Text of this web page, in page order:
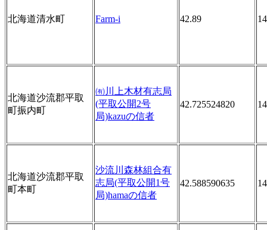
北海道清水町 Farm-i 42.89
北海道沙流郡平取
町振内町
㈲川上木材有志局
(平取公開2号
局)kazuの信者
42.725524820
北海道沙流郡平取
町本町
沙流川森林組合有
志局(平取公開1号
局)hamaの信者
42.588590635